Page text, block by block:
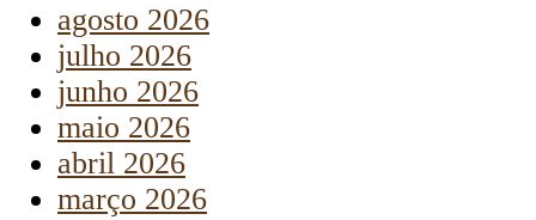
agosto 2026
julho 2026
junho 2026
maio 2026
abril 2026
março 2026